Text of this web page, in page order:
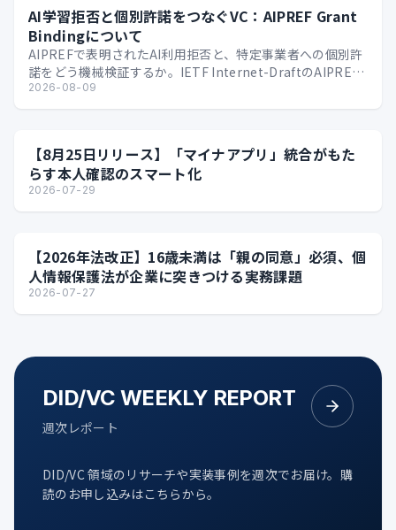
AI学習拒否と個別許諾をつなぐVC：AIPREF Grant
Bindingについて
AIPREFで表明されたAI利用拒否と、特定事業者への個別許
諾をどう機械検証するか。IETF Internet-DraftのAIPREF
Grant Bindi…
2026-08-09
【8月25日リリース】「マイナアプリ」統合がもた
らす本人確認のスマート化
2026-07-29
【2026年法改正】16歳未満は「親の同意」必須、個
人情報保護法が企業に突きつける実務課題
2026-07-27
DID/VC WEEKLY REPORT
週次レポート
DID/VC 領域のリサーチや実装事例を週次でお届け。購
読のお申し込みはこちらから。